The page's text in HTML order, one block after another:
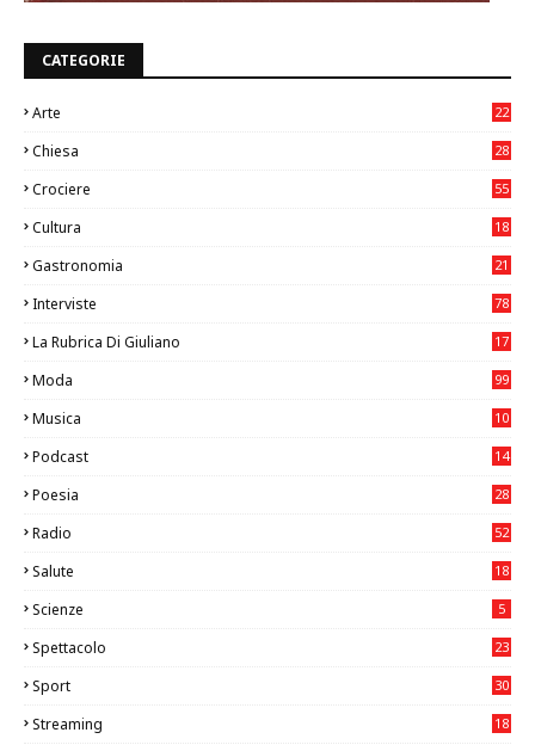
CATEGORIE
Arte
22
Chiesa
28
Crociere 55
Cultura
18
Gastronomia
21
Interviste 78
La Rubrica Di Giuliano
17
Moda 99
Musica
10
Podcast 14
Poesia 28
Radio 52
Salute
18
Scienze 5
Spettacolo 23
Sport
30
Streaming 18